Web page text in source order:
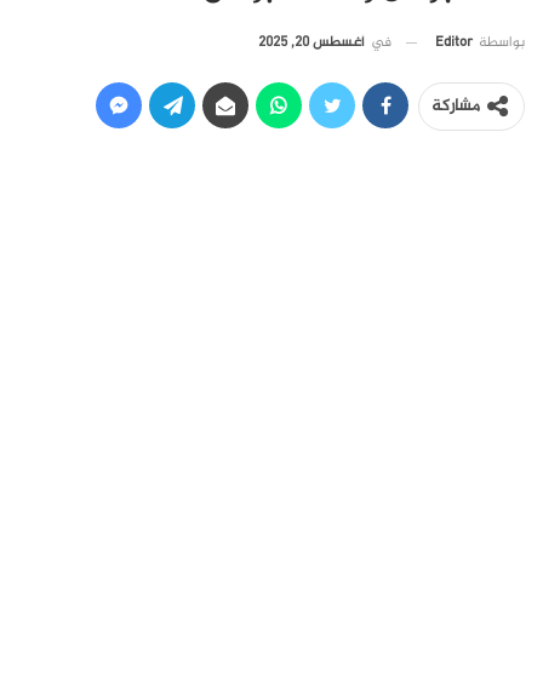
بواسطة Editor في أغسطس 20, 2025
مشاركة